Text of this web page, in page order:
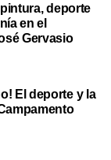
deporte
en el
Gervasio
El deporte y la